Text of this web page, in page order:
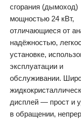
сгорания (дымоход)
мощностью 24 кВт,
отличающиеся от
надёжностью,
установке,
эксплуатации и
обслуживании.
дисплей — прост и
в обращении,